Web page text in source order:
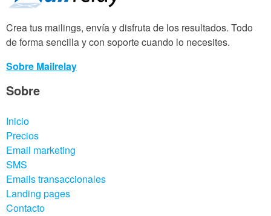
Crea tus mailings, envía y disfruta de los resultados. Todo
de forma sencilla y con soporte cuando lo necesites.
Sobre Mailrelay
Sobre
Inicio
Precios
Email marketing
SMS
Emails transaccionales
Landing pages
Contacto